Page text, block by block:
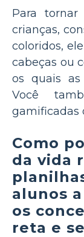
Para
crianças,
coloridos,
cabeças ou
os quais as
Você
gamificadas
Como
da vida
alunos
os
reta e